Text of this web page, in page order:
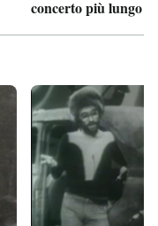
concerto più lungo